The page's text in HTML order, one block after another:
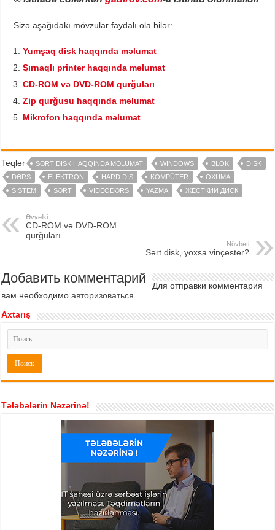
Sizə aşağıdakı mövzular faydalı ola bilər:
Yumşaq disk haqqında məlumat
Şırnaqlı printer haqqında məlumat
CD-ROM və DVD-ROM qurğuları
Zip qurğusu haqqında məlumat
Mikrofon haqqında məlumat
Teqlər SƏRT DISK HAQQINDA MƏLUMAT WINDOWS BLOK
DISK
DƏRS
ELEKTRON HARD DIS KOMPÜTER
OXUMA
SISTEM
SƏRT VIDEODƏRS YAZMA ЖЕСТКИЙ ДИСК
Əvvəlki
CD-ROM və DVD-ROM
qurğuları
Növbəti
Sərt disk, yoxsa vinçester?
Добавить комментарий
Для отправки комментария
вам необходимоавторизоваться
Axtarış
Tələbələrin Nəzərinə!